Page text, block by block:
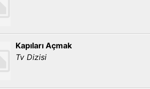
Kapıları Açmak
Tv Dizisi